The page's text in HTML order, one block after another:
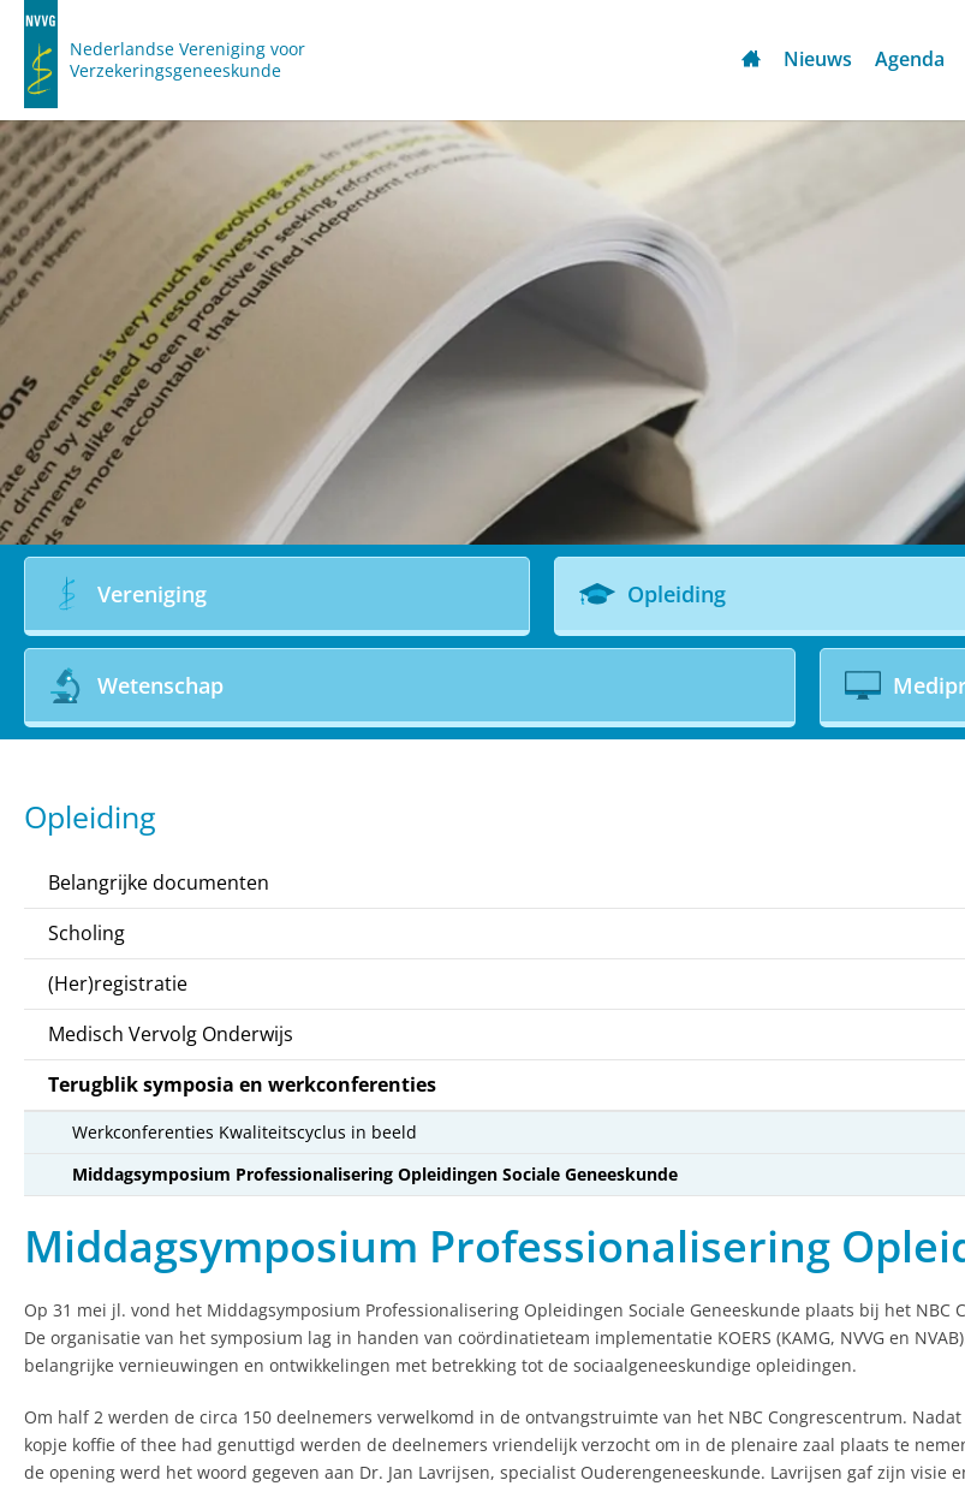
Nederlandse Vereniging voor
Verzekeringsgeneeskunde
Nieuws Agenda
Vereniging Opleiding
Wetenschap
Opleiding
Belangrijke documenten
Scholing
(Her)registratie
Medisch Vervolg Onderwijs
Terugblik symposia en werkconferenties
Werkconferenties Kwaliteitscyclus in beeld
Middagsymposium Professionalisering Opleidingen Sociale Geneeskunde
Middagsymposium Professionalisering
Op 31 mei jl. vond het Middagsymposium Professionalisering Opleidingen Sociale Geneeskunde plaats bij het NBC
De organisatie van het symposium lag in handen van coördinatieteam implementatie KOERS (KAMG, NVVG en
belangrijke vernieuwingen en ontwikkelingen met betrekking tot de sociaalgeneeskundige opleidingen.
Om half 2 werden de circa 150 deelnemers verwelkomd in de ontvangstruimte van het NBC Congrescentrum.
kopje koffie of thee had genuttigd werden de deelnemers vriendelijk verzocht om in de plenaire zaal plaats te
de opening werd het woord gegeven aan Dr. Jan Lavrijsen, specialist Ouderengeneeskunde. Lavrijsen gaf zijn